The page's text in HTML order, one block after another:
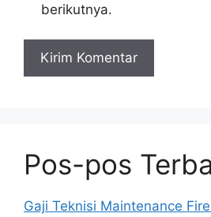
berikutnya.
Pos-pos
Gaji Teknisi Maintenance